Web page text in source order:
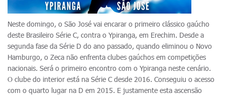
Neste domingo, o São José vai encarar o primeiro clássico gaúcho
deste Brasileiro Série C, contra o Ypiranga, em Erechim. Desde a
segunda fase da Série D do ano passado, quando eliminou o Novo
Hamburgo, o Zeca não enfrenta clubes gaúchos em competições
nacionais. Será o primeiro encontro com o Ypiranga neste cenário.
O clube do interior está na Série C desde 2016. Conseguiu o acesso
com o quarto lugar na D em 2015. E justamente esta ascensão